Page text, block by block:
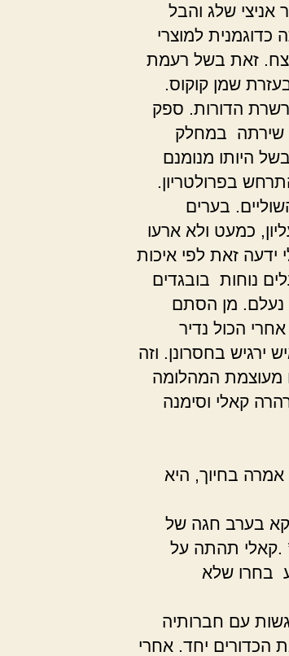
שלג והבל
למוצרי
זאת בשל רעמת
שמן קוקוס.
הדורות. ספק
שירתה במחלק
היותו מנומנם
בפרולטריון.
בערים
כמעט ולא ארעו
זאת לפי איכות
נוחות בובגדים
נעלם. מן הסתם
הכול נדיר
ירגיש בחסרונן. וזה
מעוצמת המהלומה
קאלי וסימנה
היא
חגה של
.קאלי תהתה על
בחרו שלא
חברותיה
הכדורים יחד. אחרי